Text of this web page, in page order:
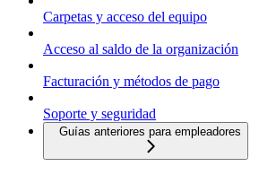
Carpetas y acceso del equipo
Acceso al saldo de la organización
Facturación y métodos de pago
Soporte y seguridad
Guías anteriores para empleadores